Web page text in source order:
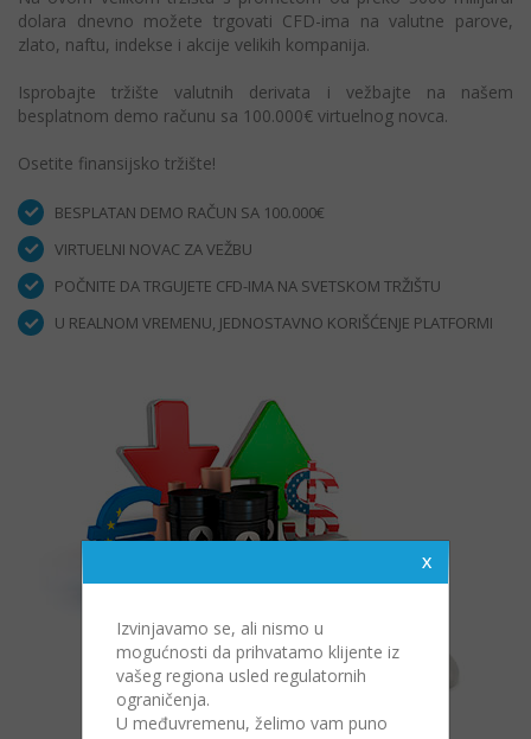
dolara dnevno možete trgovati CFD-ima na valutne parove,
zlato, naftu, indekse i akcije velikih kompanija.
Isprobajte tržište valutnih derivata i vežbajte na našem
besplatnom demo računu sa 100.000€ virtuelnog novca.
Osetite finansijsko tržište!
BESPLATAN DEMO RAČUN SA 100.000€
VIRTUELNI NOVAC ZA VEŽBU
POČNITE DA TRGUJETE CFD-IMA NA SVETSKOM TRŽIŠTU
U REALNOM VREMENU, JEDNOSTAVNO KORIŠĆENJE PLATFORMI
Izvinjavamo se, ali nismo u
mogućnosti da prihvatamo klijente iz
vašeg regiona usled regulatornih
ograničenja.
U međuvremenu, želimo vam puno